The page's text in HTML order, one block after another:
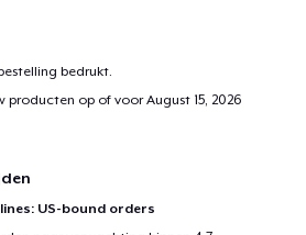
bedrukt.
producten op of voorAugust 15, 2026
US-bound orders